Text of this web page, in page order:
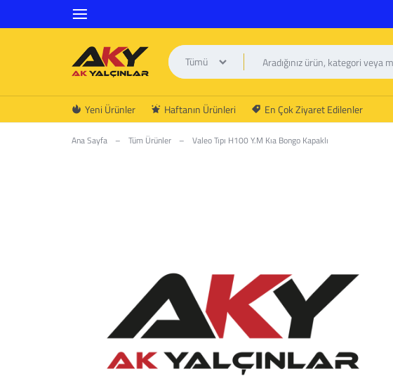
AK
YALÇINLAR
Tümü
Yeni Ürünler Haftanın Ürünleri En Çok Ziyaret Edilenler
Ana Sayfa – Tüm Ürünler – Valeo Tıpı H100 Y.M Kıa Bongo Kapaklı